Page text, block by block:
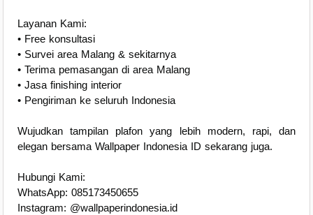
Layanan Kami:
• Free konsultasi
• Survei area Malang & sekitarnya
• Terima pemasangan di area Malang
• Jasa finishing interior
• Pengiriman ke seluruh Indonesia
Wujudkan tampilan plafon yang lebih modern, rapi, dan
elegan bersama Wallpaper Indonesia ID sekarang juga.
Hubungi Kami:
WhatsApp: 085173450655
Instagram: @wallpaperindonesia.id